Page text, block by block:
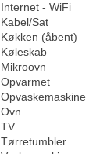
Internet - WiFi
Kabel/Sat
Køkken (åbent)
Køleskab
Mikroovn
Opvarmet
Opvaskemaskine
Ovn
TV
Tørretumbler